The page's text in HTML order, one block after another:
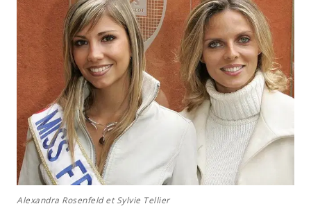
Alexandra Rosenfeld et Sylvie Tellier